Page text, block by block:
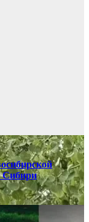
Сибири